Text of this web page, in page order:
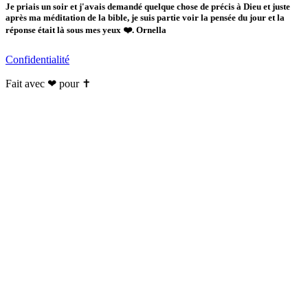
Je priais un soir et j'avais demandé quelque chose de précis à Dieu et juste
après ma méditation de la bible, je suis partie voir la pensée du jour et la
réponse était là sous mes yeux ❤️. Ornella
Confidentialité
Fait avec ❤ pour ✝️️